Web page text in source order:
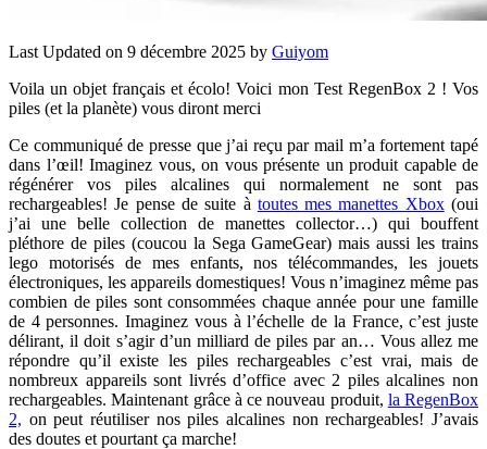
Last Updated on 9 décembre 2025 by Guiyom
Voila un objet français et écolo! Voici mon Test RegenBox 2 ! Vos
piles (et la planète) vous diront merci
Ce communiqué de presse que j’ai reçu par mail m’a fortement tapé
dans l’œil! Imaginez vous, on vous présente un produit capable de
régénérer vos piles alcalines qui normalement ne sont pas
rechargeables! Je pense de suite à toutes mes manettes Xbox(oui
j’ai une belle collection de manettes collector…) qui bouffent
pléthore de piles (coucou la Sega GameGear) mais aussi les trains
lego motorisés de mes enfants, nos télécommandes, les jouets
électroniques, les appareils domestiques! Vous n’imaginez même pas
combien de piles sont consommées chaque année pour une famille
de 4 personnes. Imaginez vous à l’échelle de la France, c’est juste
délirant, il doit s’agir d’un milliard de piles par an… Vous allez me
répondre qu’il existe les piles rechargeables c’est vrai, mais de
nombreux appareils sont livrés d’office avec 2 piles alcalines non
rechargeables. Maintenant grâce à ce nouveau produit, la RegenBox
2, on peut réutiliser nos piles alcalines non rechargeables! J’avais
des doutes et pourtant ça marche!